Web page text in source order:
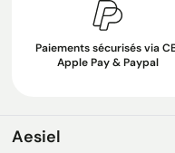
Paiements sécurisés via
Apple Pay & Paypal
Aesiel